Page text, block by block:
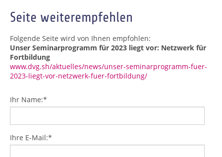
Seite weiterempfehlen
Folgende Seite wird von Ihnen empfohlen:
Unser Seminarprogramm für 2023 liegt vor: Netzwerk für
Fortbildung
www.dvg.sh/aktuelles/news/unser-seminarprogramm-fuer-
2023-liegt-vor-netzwerk-fuer-fortbildung/
Ihr Name:*
Ihre E-Mail:*